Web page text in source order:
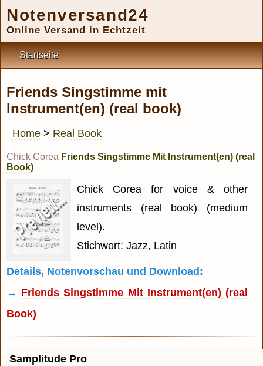
Notenversand24
Online Versand in Echtzeit
Startseite
Friends Singstimme mit
Instrument(en) (real book)
Home > Real Book
Chick Corea Friends Singstimme Mit Instrument(en) (real
Book)
Chick Corea for voice & other
instruments (real book) (medium
level).
Stichwort: Jazz, Latin
Details, Notenvorschau und Download:
→ Friends Singstimme Mit Instrument(en) (real
Book)
Samplitude Pro